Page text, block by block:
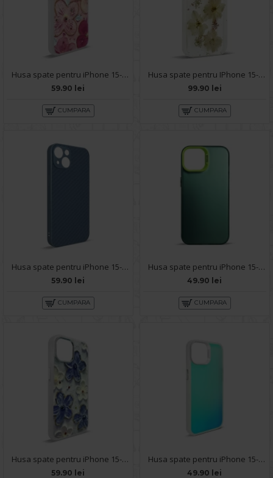
Husa spate pentru iPhone 15- Rizz case
59.90 lei
CUMPARA
Husa spate pentru IPhone 15- Natural case
99.90 lei
CUMPARA
Husa spate pentru iPhone 15- Lys case Albastru
59.90 lei
CUMPARA
Husa spate pentru iPhone 15- Glace case Verde
49.90 lei
CUMPARA
Husa spate pentru iPhone 15- Rizz case
59.90 lei
Husa spate pentru iPhone 15- IGLOO Case Multicolor
49.90 lei